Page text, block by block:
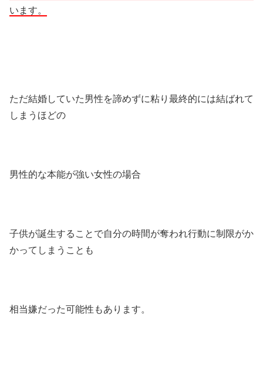
います。
ただ結婚していた男性を諦めずに粘り最終的には結ばれて
しまうほどの
男性的な本能が強い女性の場合
子供が誕生することで自分の時間が奪われ行動に制限がか
かってしまうことも
相当嫌だった可能性もあります。